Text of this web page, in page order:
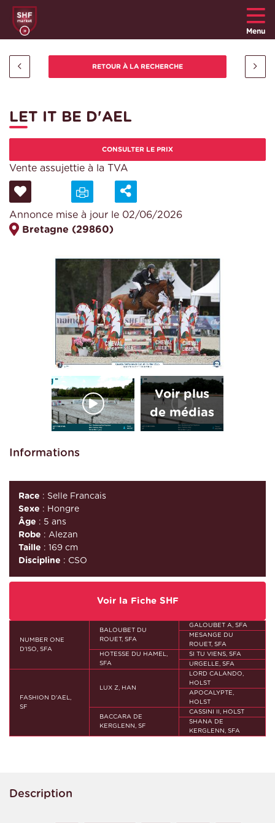
Menu
LET IT BE D'AEL
CONSULTER LE PRIX
Vente assujettie à la TVA
Annonce mise à jour le 02/06/2026
Bretagne (29860)
Informations
Race : Selle Francais
Sexe : Hongre
Âge : 5 ans
Robe : Alezan
Taille : 169 cm
Discipline : CSO
Voir la Fiche SHF
NUMBER ONE
D'ISO, SFA
BALOUBET DU
ROUET, SFA
GALOUBET A, SFA
MESANGE DU
ROUET, SFA
HOTESSE DU HAMEL,
SFA
SI TU VIENS, SFA
URGELLE, SFA
FASHION D'AEL,
SF
LUX Z, HAN
LORD CALANDO,
HOLST
APOCALYPTE,
HOLST
BACCARA DE
KERGLENN, SF
CASSINI II, HOLST
SHANA DE
KERGLENN, SFA
Description